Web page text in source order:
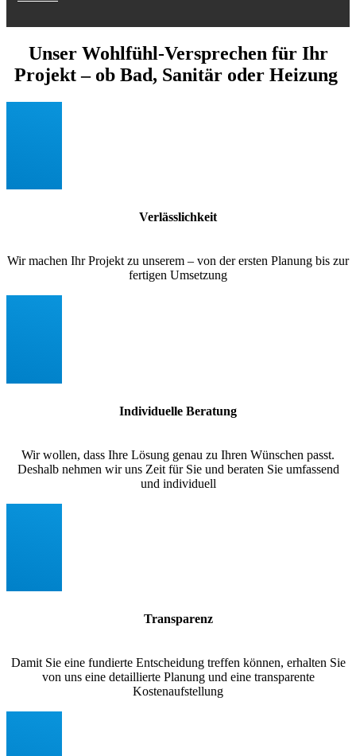
Unser Wohlfühl-Versprechen für Ihr
Projekt – ob Bad, Sanitär oder Heizung
Verlässlichkeit
Wir machen Ihr Projekt zu unserem – von der ersten Planung bis zur
fertigen Umsetzung
Individuelle Beratung
Wir wollen, dass Ihre Lösung genau zu Ihren Wünschen passt.
Deshalb nehmen wir uns Zeit für Sie und beraten Sie umfassend
und individuell
Transparenz
Damit Sie eine fundierte Entscheidung treffen können, erhalten Sie
von uns eine detaillierte Planung und eine transparente
Kostenaufstellung